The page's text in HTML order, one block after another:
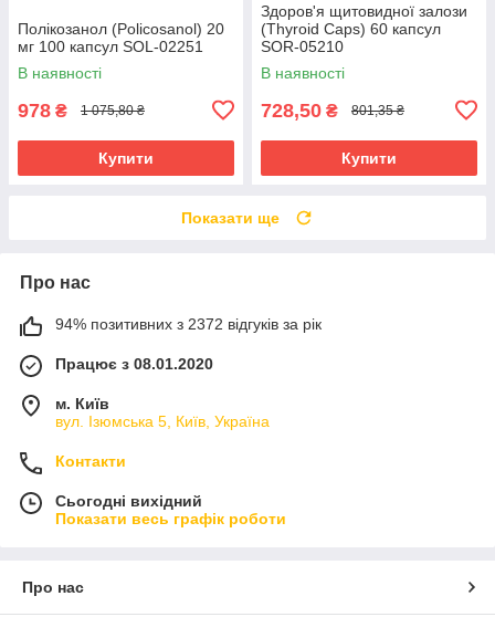
Полікозанол (Policosanol) 20
мг 100 капсул SOL-02251
В наявності
978 ₴ 1 075,80 ₴
Купити
Здоров'я щитовидної залози
(Thyroid Caps) 60 капсул
SOR-05210
В наявності
728,50 ₴ 801,35 ₴
Купити
Показати ще
Про нас
94% позитивних з 2372 відгуків за рік
Працює з 08.01.2020
м. Київ
вул. Ізюмська 5, Київ, Україна
Контакти
Сьогодні вихідний
Показати весь графік роботи
Про нас